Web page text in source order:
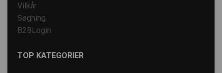
Vilkår
Søgning
B2BLogin
TOP KATEGORIER